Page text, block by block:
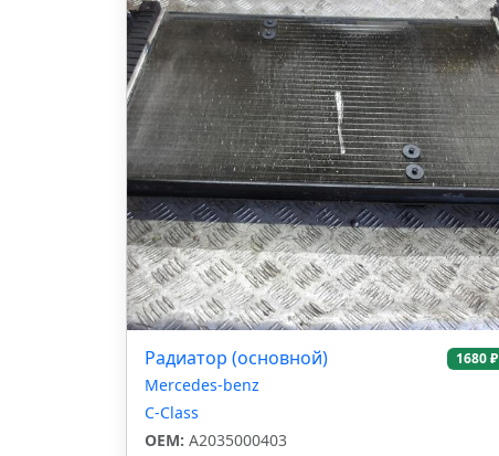
Радиатор (основной) 1680 ₽
Mercedes-benz
C-Class
OEM: A2035000403